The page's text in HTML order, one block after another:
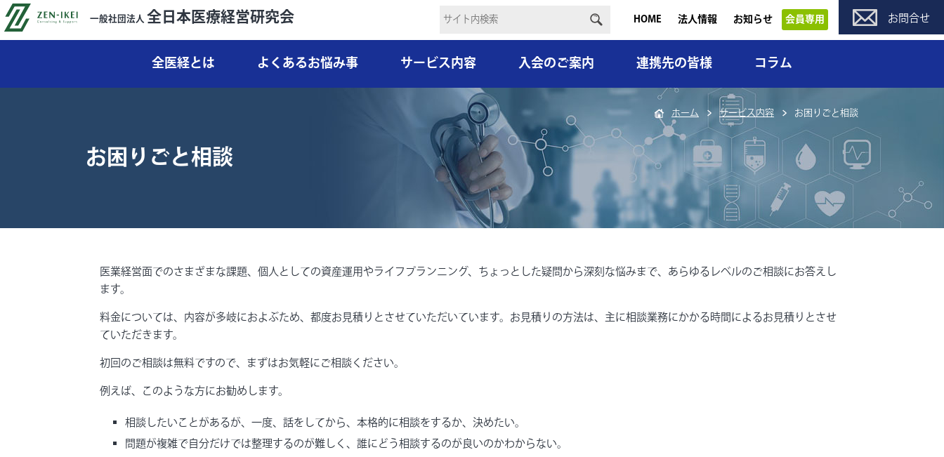
一般社団法人全日本医療経営研究会 お問合せ
HOME 法人情報 お知らせ 会員専用
全医経とは よくあるお悩み事 サービス内容 入会のご案内 連携先の皆様 コラム
お困りごと相談
ホーム サービス内容 お困りごと相談
医業経営面でのさまざまな課題、個人としての資産運用やライフプランニング、ちょっとした疑問から深刻な悩みまで、あらゆるレベルのご相談にお答えし
ます。
料金については、内容が多岐におよぶため、都度お見積りとさせていただいています。お見積りの方法は、主に相談業務にかかる時間によるお見積りとさせ
ていただきます。
初回のご相談は無料ですので、まずはお気軽にご相談ください。
例えば、このような方にお勧めします。
相談したいことがあるが、一度、話をしてから、本格的に相談をするか、決めたい。
問題が複雑で自分だけでは整理するのが難しく、誰にどう相談するのが良いのかわからない。